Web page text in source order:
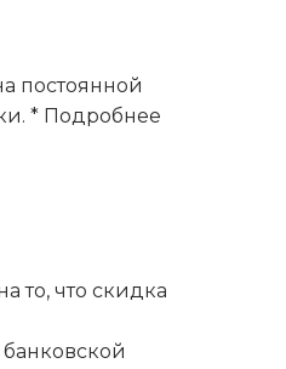
постоянной
* Подробнее
то, что скидка